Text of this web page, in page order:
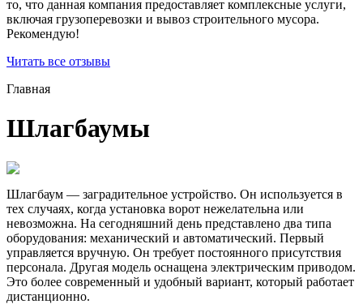
то, что данная компания предоставляет комплексные услуги,
включая грузоперевозки и вывоз строительного мусора.
Рекомендую!
Читать все отзывы
Главная
Шлагбаумы
Шлагбаум — заградительное устройство. Он используется в
тех случаях, когда установка ворот нежелательна или
невозможна. На сегодняшний день представлено два типа
оборудования: механический и автоматический. Первый
управляется вручную. Он требует постоянного присутствия
персонала. Другая модель оснащена электрическим приводом.
Это более современный и удобный вариант, который работает
дистанционно.